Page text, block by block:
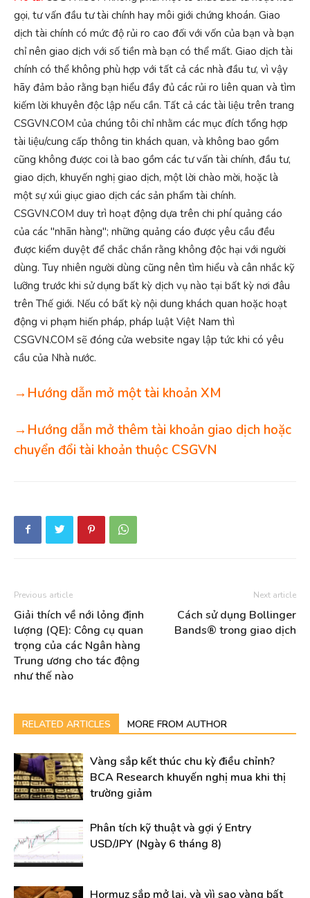
gọi, tư vấn đầu tư tài chính hay môi giới chứng khoán. Giao
dịch tài chính có mức độ rủi ro cao đối với vốn của bạn và bạn
chỉ nên giao dịch với số tiền mà bạn có thể mất. Giao dịch tài
chính có thể không phù hợp với tất cả các nhà đầu tư, vì vậy
hãy đảm bảo rằng bạn hiểu đầy đủ các rủi ro liên quan và tìm
kiếm lời khuyên độc lập nếu cần. Tất cả các tài liệu trên trang
CSGVN.COM của chúng tôi chỉ nhằm các mục đích tổng hợp
tài liệu/cung cấp thông tin khách quan, và không bao gồm
cũng không được coi là bao gồm các tư vấn tài chính, đầu tư,
giao dịch, khuyến nghị giao dịch, một lời chào mời, hoặc là
một sự xúi giục giao dịch các sản phẩm tài chính.
CSGVN.COM duy trì hoạt động dựa trên chi phí quảng cáo
của các "nhãn hàng"; những quảng cáo được yêu cầu đều
được kiểm duyệt để chắc chắn rằng không độc hại với người
dùng. Tuy nhiên người dùng cũng nên tìm hiểu và cân nhắc kỹ
lưỡng trước khi sử dụng bất kỳ dịch vụ nào tại bất kỳ nơi đâu
trên Thế giới. Nếu có bất kỳ nội dung khách quan hoặc hoạt
động vi phạm hiến pháp, pháp luật Việt Nam thì
CSGVN.COM sẽ đóng cửa website ngay lập tức khi có yêu
cầu của Nhà nước.
→Hướng dẫn mở một tài khoản XM
→Hướng dẫn mở thêm tài khoản giao dịch hoặc
chuyển đổi tài khoản thuộc CSGVN
Previous article
Giải thích về nới lỏng định
lượng (QE): Công cụ quan
trọng của các Ngân hàng
Trung ương cho tác động
như thế nào
Next article
Cách sử dụng Bollinger
Bands® trong giao dịch
RELATED ARTICLES MORE FROM AUTHOR
Vàng sắp kết thúc chu kỳ điều chỉnh?
BCA Research khuyến nghị mua khi thị
trường giảm
Phân tích kỹ thuật và gợi ý Entry
USD/JPY (Ngày 6 tháng 8)
Hormuz sắp mở lại, và vìì sao vàng bất